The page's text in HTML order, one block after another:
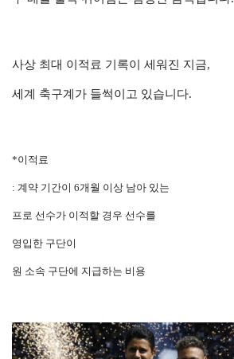
사상 최대 이적료 기록이 세워진 지금,
세계 축구계가 들썩이고 있습니다.
*이적료
: 계약 기간이 6개월 이상 남아 있는
프로 선수가 이적할 경우 선수를
영입한 구단이
원 소속 구단에 지급하는 비용